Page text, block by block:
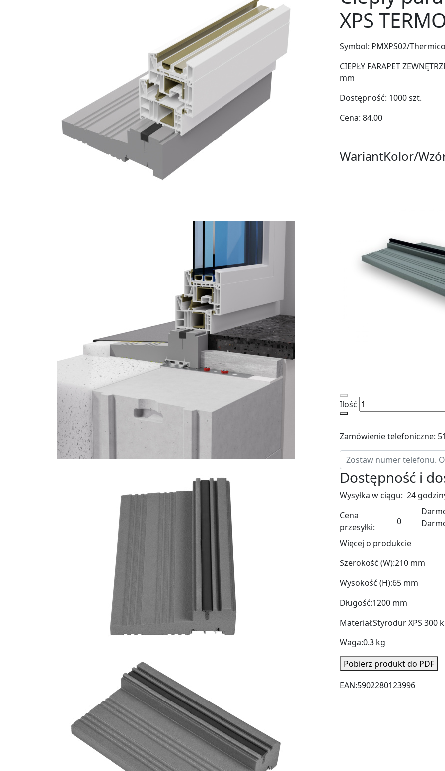
XPS
Symbol: PMXPS02/Thermico
CIEPŁY PARAPET
mm
Dostępność: 1000szt.
Cena: 84.00
WariantKolor/
Ilość
Zamówienie telefoniczne:
Dostępność i
Wysyłka w ciągu: 24
Cena
przesyłki:
0
Więcej o produkcie
Szerokość (W):210 mm
Wysokość (H):65 mm
Długość:1200 mm
Materiał:Styrodur XPS 300
Waga:0.3 kg
Pobierz produkt do PDF
EAN:5902280123996